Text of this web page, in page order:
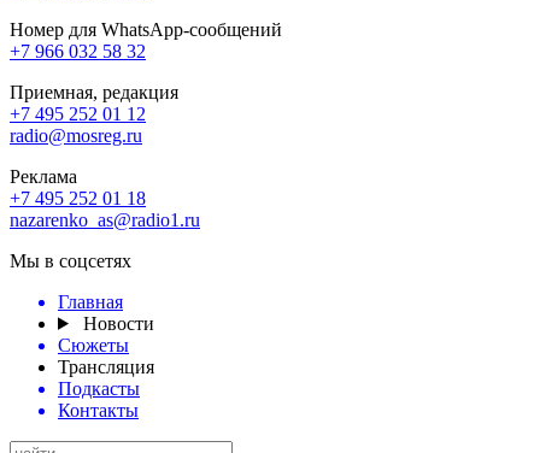
Номер для WhatsApp-сообщений
+7 966 032 58 32
Приемная, редакция
+7 495 252 01 12
radio@mosreg.ru
Реклама
+7 495 252 01 18
nazarenko_as@radio1.ru
Мы в соцсетях
Главная
Новости
Сюжеты
Трансляция
Подкасты
Контакты